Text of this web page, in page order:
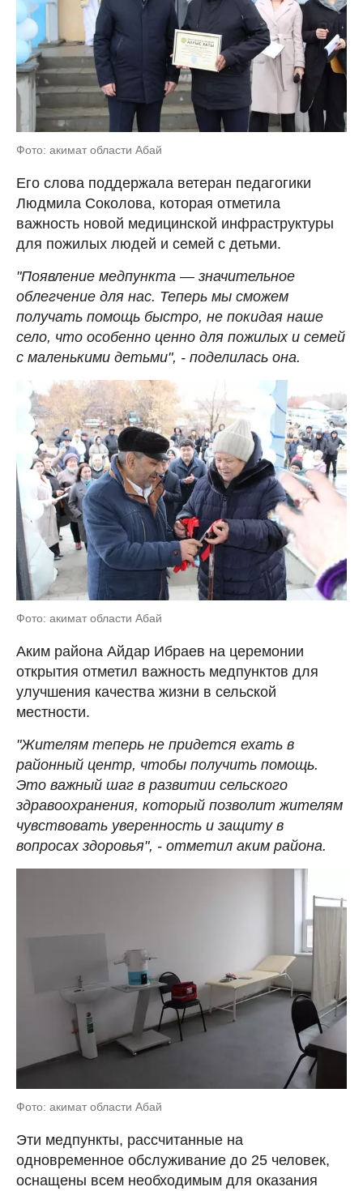
Фото: акимат области Абай
Его слова поддержала ветеран педагогики
Людмила Соколова, которая отметила
важность новой медицинской инфраструктуры
для пожилых людей и семей с детьми.
"Появление медпункта — значительное
облегчение для нас. Теперь мы сможем
получать помощь быстро, не покидая наше
село, что особенно ценно для пожилых и семей
с маленькими детьми", - поделилась она.
Фото: акимат области Абай
Аким района Айдар Ибраев на церемонии
открытия отметил важность медпунктов для
улучшения качества жизни в сельской
местности.
"Жителям теперь не придется ехать в
районный центр, чтобы получить помощь.
Это важный шаг в развитии сельского
здравоохранения, который позволит жителям
чувствовать уверенность и защиту в
вопросах здоровья", - отметил аким района.
Фото: акимат области Абай
Эти медпункты, рассчитанные на
одновременное обслуживание до 25 человек,
оснащены всем необходимым для оказания